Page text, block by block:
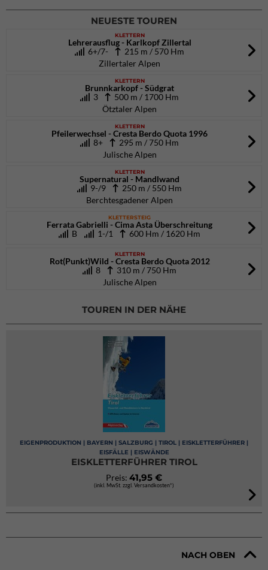
NEUESTE TOUREN
KLETTERN
Lehrerausflug - Karlkopf Zillertal
6+/7-
215 m / 570 Hm
Zillertaler Alpen
KLETTERN
Brunnkarkopf - Südgrat
3
500 m / 1700 Hm
Ötztaler Alpen
KLETTERN
Pfeilerwechsel - Cresta Berdo Quota 1996
8+
295 m / 750 Hm
Julische Alpen
KLETTERN
Supernatural - Mandlwand
9-/9
250 m / 550 Hm
Berchtesgadener Alpen
KLETTERSTEIG
Ferrata Gabrielli - Cima Asta Überschreitung
B
1-/1 600 Hm / 1620 Hm
KLETTERN
Rot(Punkt)Wild - Cresta Berdo Quota 2012
8
310 m / 750 Hm
Julische Alpen
TOUREN IN DER NÄHE
EIGENPRODUKTION | BAYERN | SALZBURG | TIROL | EISKLETTERFÜHRER |
EISFÄLLE | EISWÄNDE
EISKLETTERFÜHRER TIROL
Preis: 41,95 €
(inkl. MwSt. zzgl. Versandkosten*)
NACH OBEN